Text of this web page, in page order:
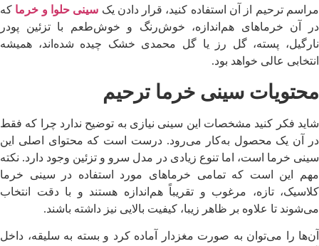
مراسم ترحیم از آن استفاده کنید، قرار دادن یک سینی حلوا و خرما که
در آن خرماهای هم‌اندازه، خوش‌رنگ و خوش‌طعم با تزئین پودر
نارگیل، پسته، گل رز یا گل محمدی خشک چیده شده‌اند، همیشه
انتخابی عالی خواهد بود.
محتویات سینی خرما ترحیم
شاید فکر کنید مشخصات این سینی نیازی به توضیح ندارد چرا که فقط
در آن یک محصول به‌کار می‌رود. درست است که محتوای اصلی این
سینی خرما است، اما تنوع زیادی در مدل سرو و تزئین وجود دارد. نکته
مهم این است که تمامی خرماهای مورد استفاده در سینی خرما
کلاسیک، تازه، مرغوب و تقریباً هم‌اندازه هستند و با دقت انتخاب
می‌شوند تا علاوه بر ظاهر زیبا، کیفیت بالایی نیز داشته باشند.
آن‌ها را می‌توان به ‌صورت مغزدار آماده کرد و بسته به سلیقه، داخل